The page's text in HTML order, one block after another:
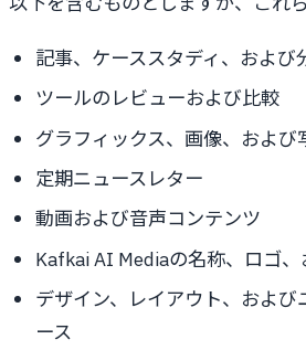
記事、ケーススタディ、および
ツールのレビューおよび比較
グラフィックス、画像、および
定期ニュースレター
動画および音声コンテンツ
Kafkai AI Mediaの名称、ロゴ、
デザイン、レイアウト、および
ース